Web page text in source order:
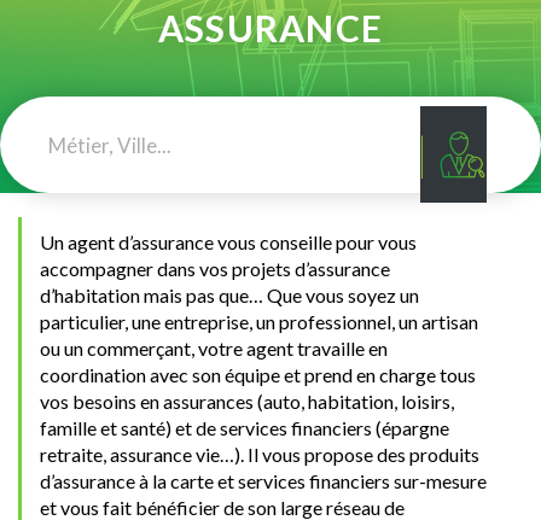
ASSURANCE
Un agent d’assurance vous conseille pour vous
accompagner dans vos projets d’assurance
d’habitation mais pas que… Que vous soyez un
particulier, une entreprise, un professionnel, un artisan
ou un commerçant, votre agent travaille en
coordination avec son équipe et prend en charge tous
vos besoins en assurances (auto, habitation, loisirs,
famille et santé) et de services financiers (épargne
retraite, assurance vie…). Il vous propose des produits
d’assurance à la carte et services financiers sur-mesure
et vous fait bénéficier de son large réseau de